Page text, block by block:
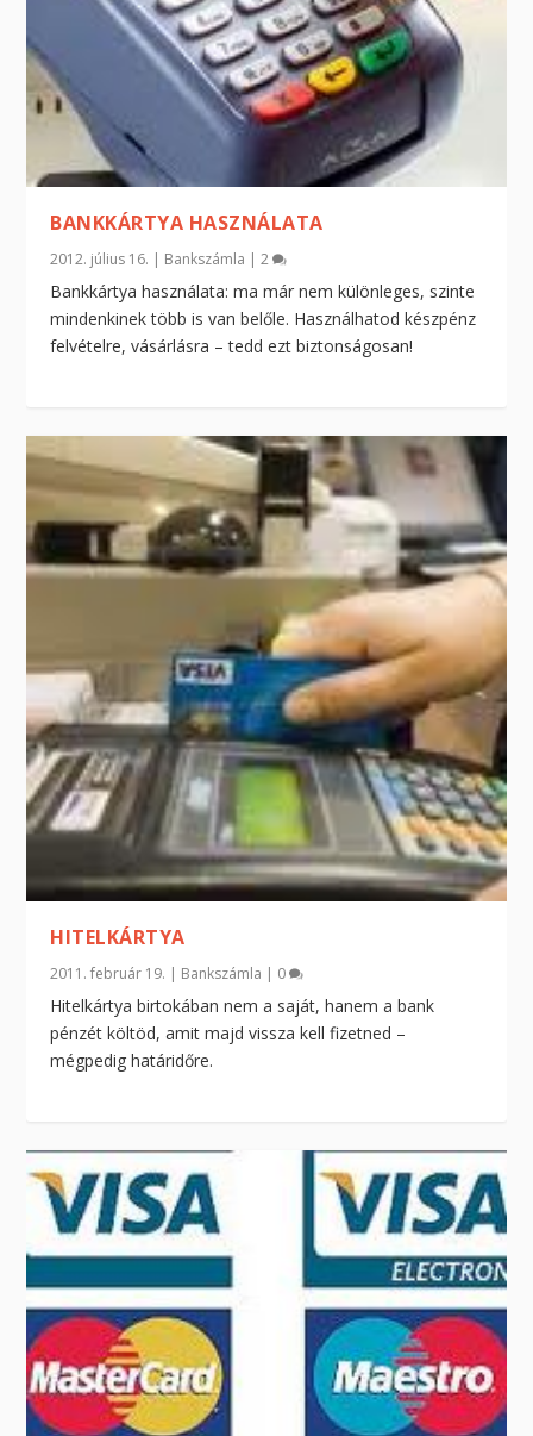
BANKKÁRTYA HASZNÁLATA
2012. július 16. | Bankszámla |2
Bankkártya használata: ma már nem különleges, szinte
mindenkinek több is van belőle. Használhatod készpénz
felvételre, vásárlásra – tedd ezt biztonságosan!
HITELKÁRTYA
2011. február 19. | Bankszámla | 0
Hitelkártya birtokában nem a saját, hanem a bank
pénzét költöd, amit majd vissza kell fizetned –
mégpedig határidőre.